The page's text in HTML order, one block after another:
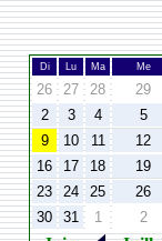
Di Lu Ma Me
26 27 28 29
2
3 4 5
9
10 11 12
16
17 18 19
23
24 25 26
30
31 1 2